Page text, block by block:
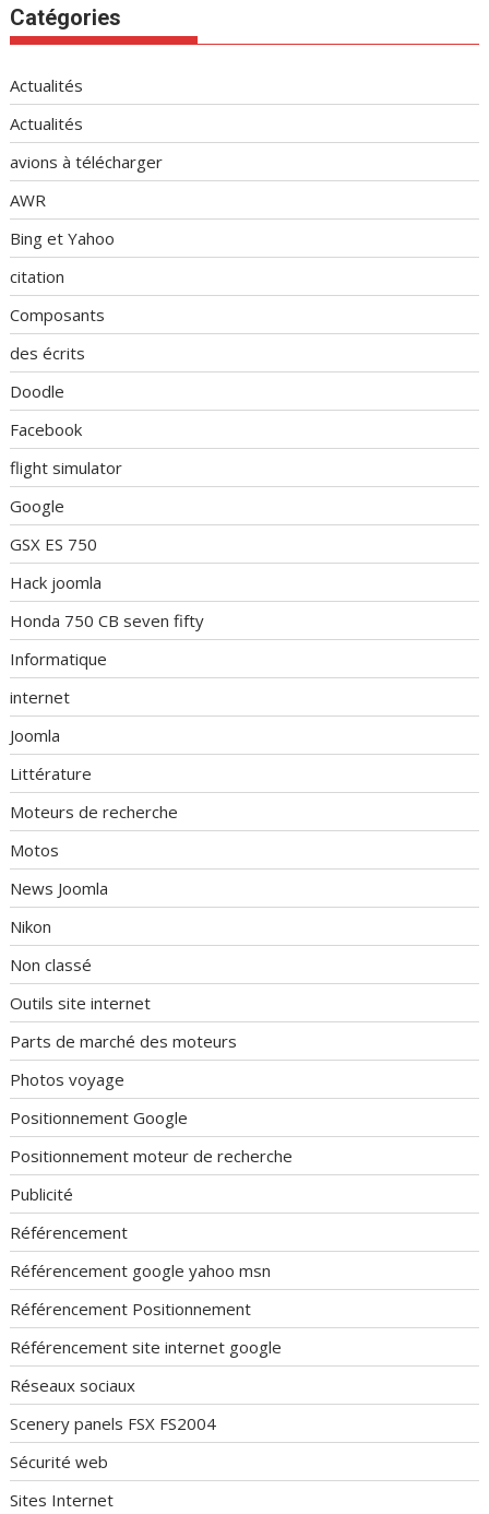
Catégories
Actualités
Actualités
avions à télécharger
AWR
Bing et Yahoo
citation
Composants
des écrits
Doodle
Facebook
flight simulator
Google
GSX ES 750
Hack joomla
Honda 750 CB seven fifty
Informatique
internet
Joomla
Littérature
Moteurs de recherche
Motos
News Joomla
Nikon
Non classé
Outils site internet
Parts de marché des moteurs
Photos voyage
Positionnement Google
Positionnement moteur de recherche
Publicité
Référencement
Référencement google yahoo msn
Référencement Positionnement
Référencement site internet google
Réseaux sociaux
Scenery panels FSX FS2004
Sécurité web
Sites Internet